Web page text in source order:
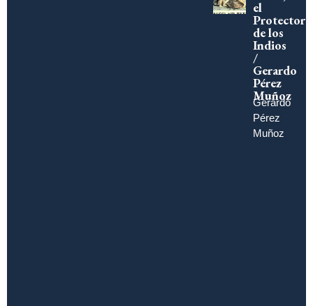
el
Protector
de los
Indios
/
Gerardo
Pérez
Muñoz
Gerardo
Pérez
Muñoz